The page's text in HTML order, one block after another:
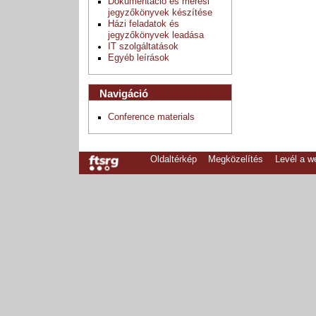
jegyzőkönyvek készítése
Házi feladatok és
jegyzőkönyvek leadása
IT szolgáltatások
Egyéb leírások
Navigáció
Conference materials
Oldaltérkép Megközelítés Levél a